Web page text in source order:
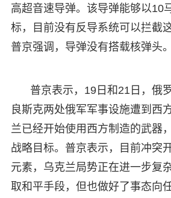
高超音速导弹。该导弹能够以10
标，目前没有反导系统可以拦截
普京强调，导弹没有搭载核弹头。
普京表示，19日和21日，俄
良斯克两处俄军军事设施遭到西
兰已经开始使用西方制造的武器
战略目标。普京表示，目前冲突
元素，乌克兰局势正在进一步复
取和平手段，但也做好了事态向